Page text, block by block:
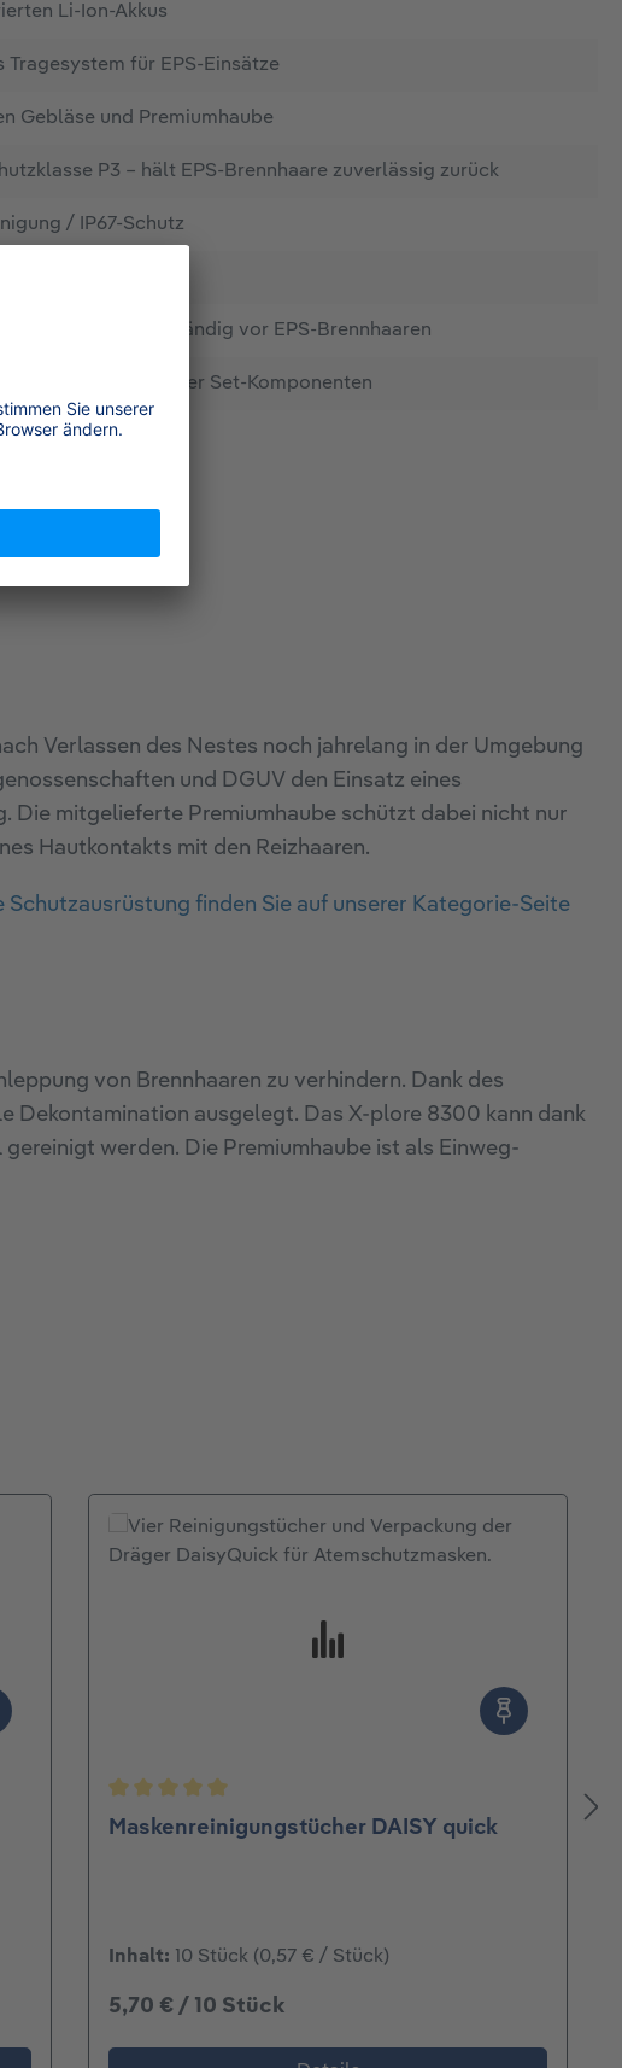
Li-Ion-Akkus
Tragesystem für EPS-Einsätze
Gebläse und Premiumhaube
P3 – hält EPS-Brennhaare zuverlässig zurück
/ IP67-Schutz
und Nacken vollständig vor EPS-Brennhaaren
und Transport aller Set-Komponenten
Verlassen des Nestes noch jahrelang in der Umgebung
und DGUV den Einsatz eines
Die mitgelieferte Premiumhaube schützt dabei nicht nur
Hautkontakts mit den Reizhaaren.
finden Sie auf unserer Kategorie-Seite
von Brennhaaren zu verhindern. Dank des
Dekontamination ausgelegt. Das X-plore 8300 kann dank
werden. Die Premiumhaube ist als Einweg-
Durchschnittliche Bewertung von 5 von 5 Sternen
Maskenreinigungstücher DAISY quick
Inhalt: 10 Stück (0,57 € / Stück)
5,70 € / 10 Stück